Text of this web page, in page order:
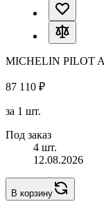
MICHELIN PILOT
87 110 ₽
за 1 шт.
Под заказ
4 шт.
12.08.2026
В корзину